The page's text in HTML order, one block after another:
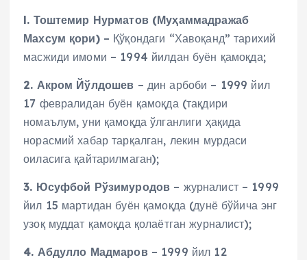
l. Тоштемир Нурматов (Муҳаммадражаб
Махсум қори)– Қўқондаги “Хавоқанд” тарихий
масжиди имоми – 1994 йилдан буён қамоқда;
2. Акром Йўлдошев – дин арбоби – 1999 йил
17 февралидан буён қамоқда (тақдири
номаълум, уни қамоқда ўлганлиги ҳақида
норасмий хабар тарқалган, лекин мурдаси
оиласига қайтарилмаган);
3. Юсуфбой Рўзимуродов – журналист – 1999
йил 15 мартидан буён қамоқда (дунё бўйича энг
узоқ муддат қамоқда қолаётган журналист);
4. Абдулло Мадмаров– 1999 йил 12